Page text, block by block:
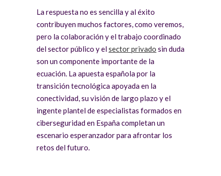
La respuesta no es sencilla y al éxito
contribuyen muchos factores, como veremos,
pero la colaboración y el trabajo coordinado
del sector público y elsector privado sin duda
son un componente importante de la
ecuación. La apuesta española por la
transición tecnológica apoyada en la
conectividad, su visión de largo plazo y el
ingente plantel de especialistas formados en
ciberseguridad en España completan un
escenario esperanzador para afrontar los
retos del futuro.